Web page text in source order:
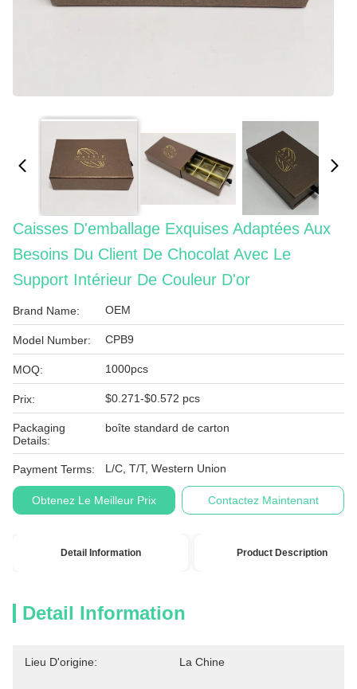
Caisses D'emballage Exquises Adaptées Aux
Besoins Du Client De Chocolat Avec Le
Support Intérieur De Couleur D'or
Brand Name: OEM
Model Number: CPB9
MOQ: 1000pcs
Prix: $0.271-$0.572 pcs
Packaging
Details:
boîte standard de carton
Payment Terms: L/C, T/T, Western Union
Obtenez Le Meilleur Prix Contactez Maintenant
Detail Information Product Description
Detail Information
Lieu D'origine: La Chine